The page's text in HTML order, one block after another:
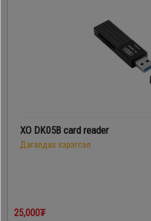
XO DK05B card reader
Дагалдах хэрэгсэл
25,000₮